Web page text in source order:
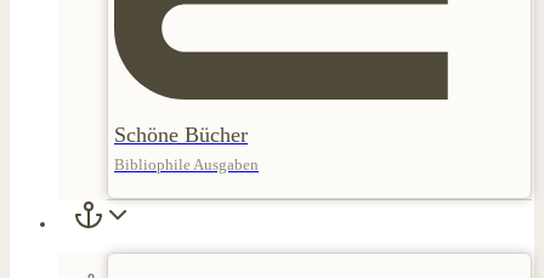
Schöne Bücher
Bibliophile Ausgaben